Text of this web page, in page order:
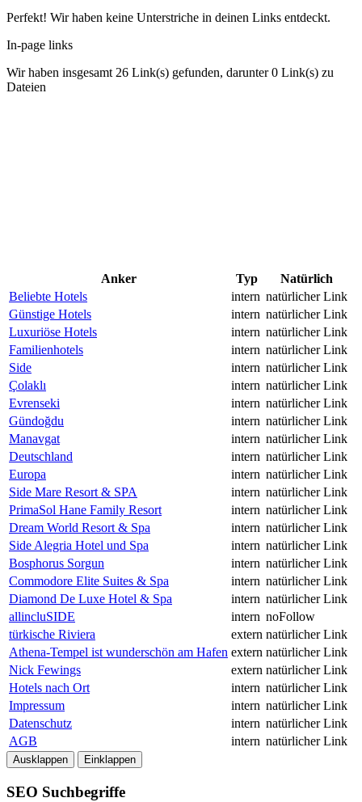
Perfekt! Wir haben keine Unterstriche in deinen Links entdeckt.
In-page links
Wir haben insgesamt 26 Link(s) gefunden, darunter 0 Link(s) zu
Dateien
Anker Typ
Natürlich
Beliebte Hotels
intern natürlicher Link
Günstige Hotels
intern natürlicher Link
Luxuriöse Hotels
intern natürlicher Link
Familienhotels
intern natürlicher Link
Side
intern natürlicher Link
Çolaklı
intern natürlicher Link
Evrenseki
intern natürlicher Link
Gündoğdu
intern natürlicher Link
Manavgat
intern natürlicher Link
Deutschland
intern natürlicher Link
Europa
intern natürlicher Link
Side Mare Resort & SPA
intern natürlicher Link
PrimaSol Hane Family Resort
intern natürlicher Link
Dream World Resort & Spa
intern natürlicher Link
Side Alegria Hotel und Spa
intern natürlicher Link
Bosphorus Sorgun
intern natürlicher Link
Commodore Elite Suites & Spa
intern natürlicher Link
Diamond De Luxe Hotel & Spa
intern natürlicher Link
allincluSIDE
intern noFollow
türkische Riviera
extern natürlicher Link
Athena-Tempel ist wunderschön am Hafen extern natürlicher Link
Nick Fewings
extern natürlicher Link
Hotels nach Ort
intern natürlicher Link
Impressum
intern natürlicher Link
Datenschutz
intern natürlicher Link
AGB
intern natürlicher Link
Ausklappen Einklappen
SEO Suchbegriffe